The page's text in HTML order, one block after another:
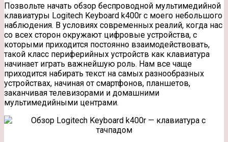
Позвольте начать обзор беспроводной мультимедийной
клавиатуры Logitech Keyboard k400r с моего небольшого
наблюдения. В условиях современных реалий, когда нас
со всех сторон окружают цифровые устройства, с
которыми приходится постоянно взаимодействовать,
такой класс периферийных устройств как клавиатура
начинает играть важнейшую роль. Нам все чаще
приходится набирать текст на самых разнообразных
устройствах, начиная от смартфонов, планшетов,
заканчивая телевизорами и домашними
мультимедийными центрами.